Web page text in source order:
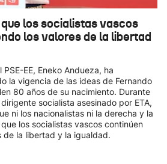
los socialistas vascos
los valores de la libertad
EE, Eneko Andueza, ha
la vigencia de las ideas de Fernando
80 años de su nacimiento. Durante
socialista asesinado por ETA,
ni los nacionalistas ni la derecha y la
los socialistas vascos continúen
de la libertad y la igualdad.